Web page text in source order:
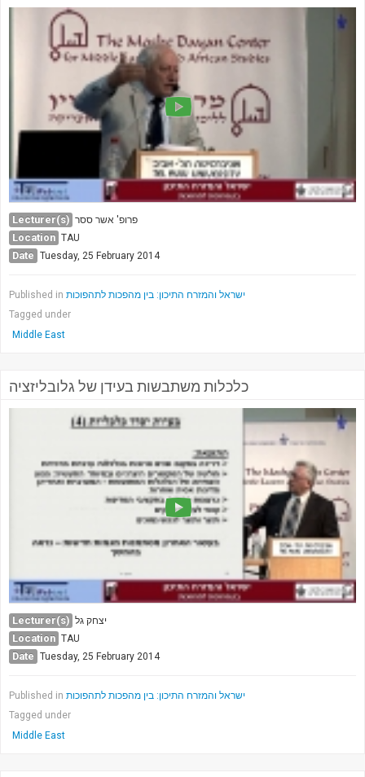
Lecturer(s) פרופ' אשר ססר
Location TAU
Date Tuesday, 25 February 2014
Published in ישראל והמזרח התיכון: בין מהפכות לתהפוכות
Tagged under
Middle East
כלכלות משתבשות בעידן של גלובליזציה
Lecturer(s) יצחק גל
Location TAU
Date Tuesday, 25 February 2014
Published in ישראל והמזרח התיכון: בין מהפכות לתהפוכות
Tagged under
Middle East